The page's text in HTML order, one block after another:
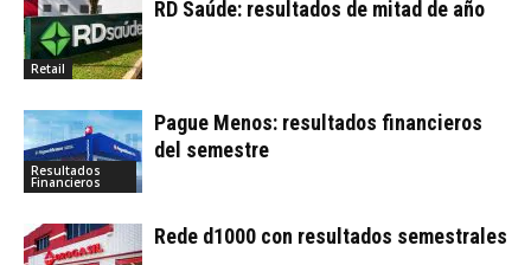
Retail
RD Saúde: resultados de mitad de año
Resultados
Financieros
Pague Menos: resultados financieros
del semestre
Rede d1000 con resultados semestrales